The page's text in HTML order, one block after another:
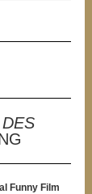
Funny Film